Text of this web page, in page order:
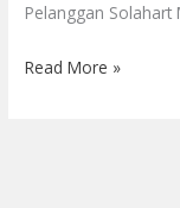
Pelanggan
Read More »